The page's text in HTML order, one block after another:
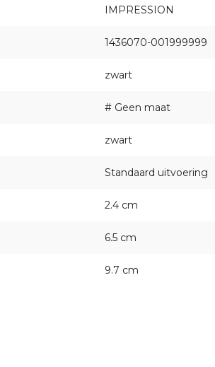
IMPRESSION
1436070-001999999
zwart
# Geen maat
zwart
Standaard uitvoering
2.4 cm
6.5 cm
9.7 cm